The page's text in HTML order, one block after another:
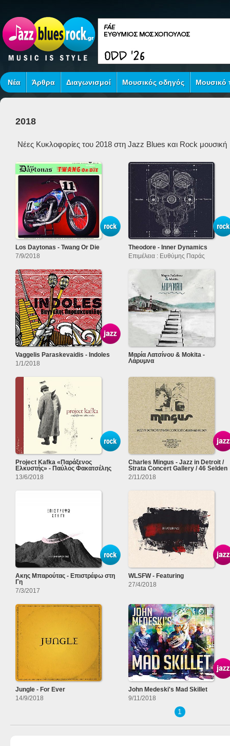
Νέα Άρθρα Διαγωνισμοί Μουσικός οδηγός Μουσικό
2018
Νέες Κυκλοφορίες του 2018 στη Jazz Blues και Rock μουσική
Los Daytonas - Twang Or Die
7/9/2018
Theodore - Inner Dynamics
Επιμέλεια : Ευθύμης Παράς
Vaggelis Paraskevaidis - Indoles
1/1/2018
Μαρία Λατσίνου & Mokita -
Λάρυμνα
Project Kafka «Παράξενος
Ελκυστής» - Παύλος Φακατσέλης
13/6/2018
Charles Mingus - Jazz in Detroit /
Strata Concert Gallery / 46 Selden
2/11/2018
Ακης Μπαρούτας - Επιστρέφω στη
Γη
7/3/2017
WLSFW - Featuring
27/4/2018
Jungle - For Ever
14/9/2018
John Medeski's Mad Skillet
9/11/2018
1